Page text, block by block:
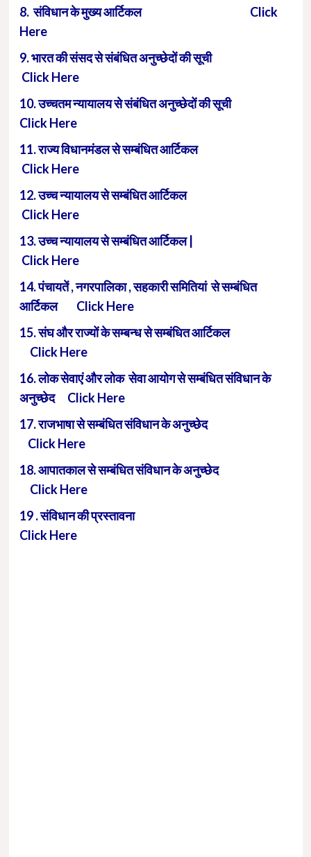
8. संविधान के मुख्य आर्टिकल Click
Here
9. भारत की संसद से संबंधित अनुच्छेदों की सूची
Click Here
10. उच्चतम न्यायालय से संबंधित अनुच्छेदों की सूची
Click Here
11. राज्य विधानमंडल से सम्बंधित आर्टिकल
Click Here
12. उच्च न्यायालय से सम्बंधित आर्टिकल
Click Here
13. उच्च न्यायालय से सम्बंधित आर्टिकल |
Click Here
14. पंचायतें , नगरपालिका , सहकारी समितियां से सम्बंधित
आर्टिकल Click Here
15. संघ और राज्यों के सम्बन्ध से सम्बंधित आर्टिकल
Click Here
16. लोक सेवाएं और लोक सेवा आयोग से सम्बंधित संविधान के
अनुच्छेद Click Here
17. राजभाषा से सम्बंधित संविधान के अनुच्छेद
Click Here
18. आपातकाल से सम्बंधित संविधान के अनुच्छेद
Click Here
19 . संविधान की प्रस्तावना
Click Here